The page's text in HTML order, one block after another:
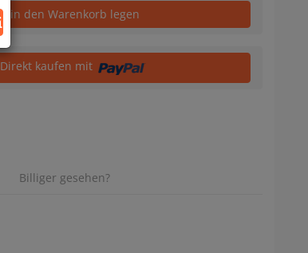
in den Warenkorb legen
Direkt kaufen mit
Billiger gesehen?